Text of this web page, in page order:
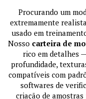
Procurando um
extremamente
usado em
Nosso carteira de
rico em detalhes
profundidade,
compatíveis com
softwares de
criação de